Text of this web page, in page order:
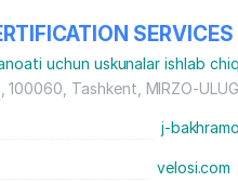
uchun uskunalar ishlab
100060, Tashkent, MIRZO-
j-
velosi.com